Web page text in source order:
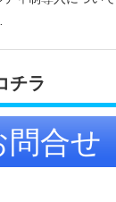
チラ
問合せ